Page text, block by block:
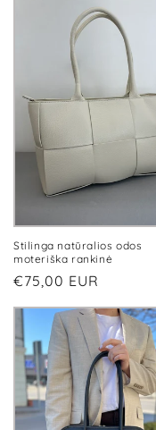
Stilinga natūralios odos
moteriška rankinė
Įprasta
kaina
€75,00 EUR